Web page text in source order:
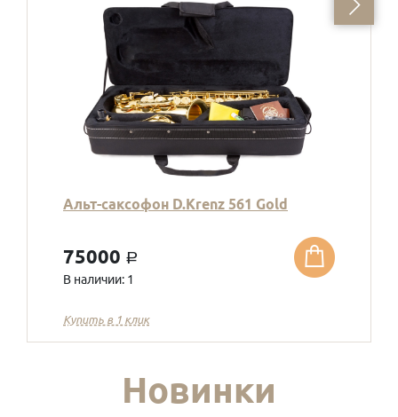
Альт-саксофон D.Krenz 561 Gold
75000 a
В наличии: 1
Купить в 1 клик
Новинки